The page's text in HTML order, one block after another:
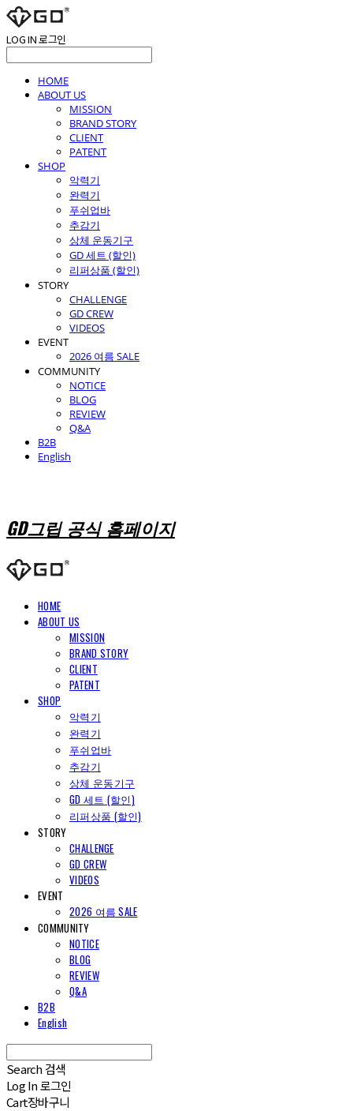
LOG IN로그인
HOME
ABOUT US
MISSION
BRAND STORY
CLIENT
PATENT
SHOP
악력기
완력기
푸쉬업바
추감기
상체 운동기구
GD 세트 (할인)
리퍼상품 (할인)
STORY
CHALLENGE
GD CREW
VIDEOS
EVENT
2026 여름 SALE
COMMUNITY
NOTICE
BLOG
REVIEW
Q&A
B2B
English
GD그립 공식 홈페이지
HOME
ABOUT US
MISSION
BRAND STORY
CLIENT
PATENT
SHOP
악력기
완력기
푸쉬업바
추감기
상체 운동기구
GD 세트 (할인)
리퍼상품 (할인)
STORY
CHALLENGE
GD CREW
VIDEOS
EVENT
2026 여름 SALE
COMMUNITY
NOTICE
BLOG
REVIEW
Q&A
B2B
English
Search 검색
Log In로그인
Cart장바구니